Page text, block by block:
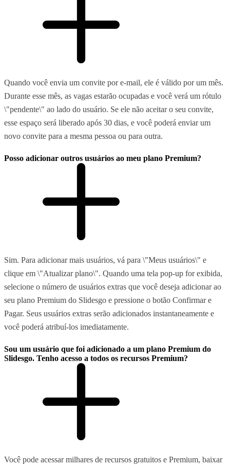
Quando você envia um convite por e-mail, ele é válido por um mês.
Durante esse mês, as vagas estarão ocupadas e você verá um rótulo
\"pendente\" ao lado do usuário. Se ele não aceitar o seu convite,
esse espaço será liberado após 30 dias, e você poderá enviar um
novo convite para a mesma pessoa ou para outra.
Posso adicionar outros usuários ao meu plano Premium?
Sim. Para adicionar mais usuários, vá para \"Meus usuários\" e
clique em \"Atualizar plano\". Quando uma tela pop-up for exibida,
selecione o número de usuários extras que você deseja adicionar ao
seu plano Premium do Slidesgo e pressione o botão Confirmar e
Pagar. Seus usuários extras serão adicionados instantaneamente e
você poderá atribuí-los imediatamente.
Sou um usuário que foi adicionado a um plano Premium do
Slidesgo. Tenho acesso a todos os recursos Premium?
Você pode acessar milhares de recursos gratuitos e Premium, baixar